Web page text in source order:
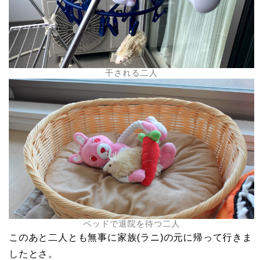
干される二人
ベッドで退院を待つ二人
このあと二人とも無事に家族(ラニ)の元に帰って行きま
したとさ。